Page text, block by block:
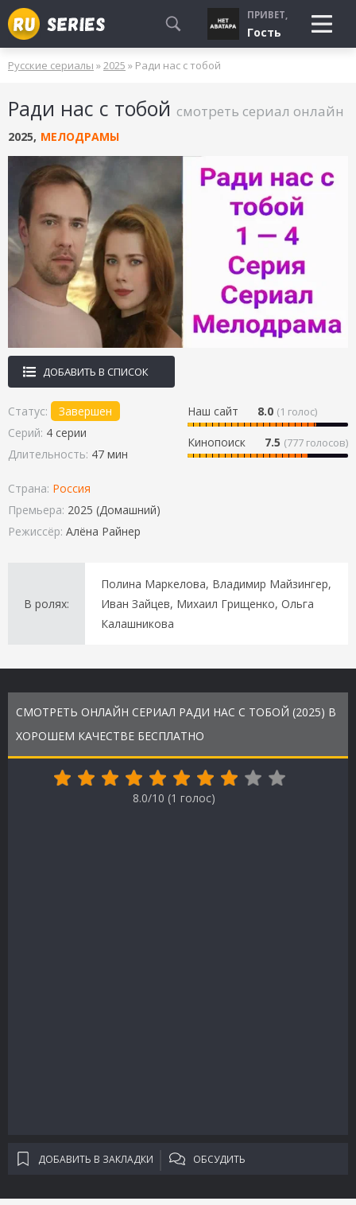
СМОТРЮ
БУДУ СМОТРЕТЬ
УЖЕ СМОТРЕЛ
ПРИВЕТ,
Гость
Русские сериалы »2025 » Ради нас с тобой
Ради нас с тобой смотреть сериал онлайн
2025, МЕЛОДРАМЫ
ДОБАВИТЬ В СПИСОК
Наш сайт 8.0 (1 голос)
Кинопоиск 7.5 (777 голосов)
Статус:
Завершен
Серий: 4 серии
Длительность: 47 мин
Страна: Россия
Премьера: 2025 (Домашний)
Режиссёр: Алёна Райнер
В ролях:
Полина Маркелова, Владимир Майзингер,
Иван Зайцев, Михаил Грищенко, Ольга
Калашникова
СМОТРЕТЬ ОНЛАЙН СЕРИАЛ РАДИ НАС С ТОБОЙ (2025) В
ХОРОШЕМ КАЧЕСТВЕ БЕСПЛАТНО
8.0/10 (1 голос)
ДОБАВИТЬ В ЗАКЛАДКИ ОБСУДИТЬ